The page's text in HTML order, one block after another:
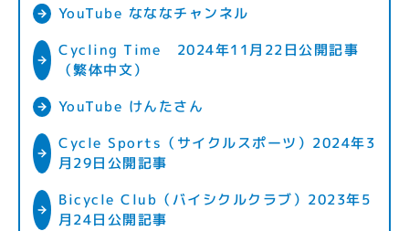
YouTube なななチャンネル
Cycling Time 2024年11月22日公開記事
（繁体中文）
YouTube けんたさん
Cycle Sports（サイクルスポーツ）2024年3
月29日公開記事
Bicycle Club（バイシクルクラブ）2023年5
月24日公開記事